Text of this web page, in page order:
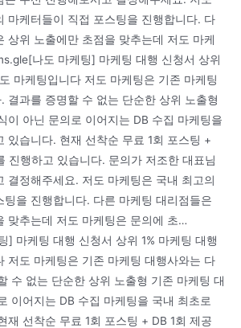
마케터들이 직접 포스팅을 진행합니다. 다
상위 노출에만 초점을 맞추는데 저도 마케
나도 마케팅] 마케팅 대행 신청서 상위
마케팅입니다 저도 마케팅은 기존 마케팅
결과를 증명할 수 없는 단순한 상위 노출형
이 아닌 문의로 이어지는 DB 수집 마케팅을
있습니다. 현재 선착순 무료 1회 포스팅 +
진행하고 있습니다. 문의가 저조한 대표님
결정해주세요. 저도 마케팅은 국내 최고의
팅을 진행합니다. 다른 마케팅 대리점들은
맞추는데 저도 마케팅은 문의에 초…
] 마케팅 대행 신청서 상위 1% 마케팅 대행
저도 마케팅은 기존 마케팅 대행사와는 다
수 없는 단순한 상위 노출형 기존 마케팅 대
이어지는 DB 수집 마케팅을 국내 최초로
재 선착순 무료 1회 포스팅 + DB 1회 제공